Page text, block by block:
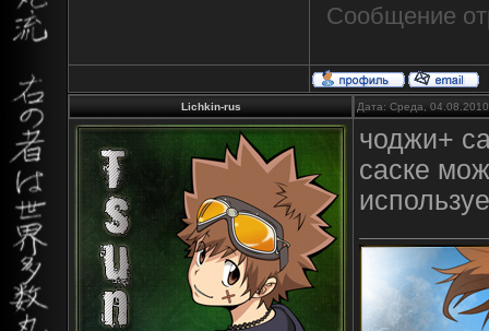
Сообщение
Lichkin-rus Дата: Среда,
чоджи+
саске